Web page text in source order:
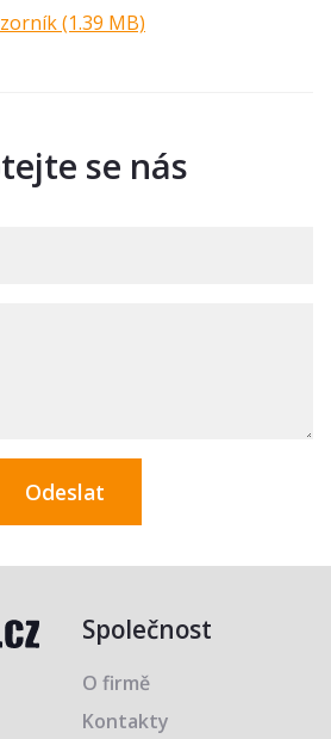
(1.39 MB)
se nás
Společnost
O firmě
Kontakty